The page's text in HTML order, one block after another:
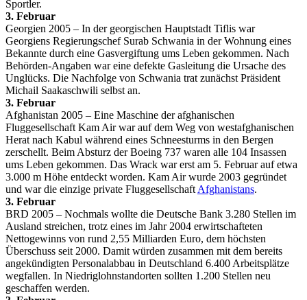
Sportler.
3. Februar
Georgien 2005 – In der georgischen Hauptstadt Tiflis war
Georgiens Regierungschef Surab Schwania in der Wohnung eines
Bekannte durch eine Gasvergiftung ums Leben gekommen. Nach
Behörden-Angaben war eine defekte Gasleitung die Ursache des
Unglücks. Die Nachfolge von Schwania trat zunächst Präsident
Michail Saakaschwili selbst an.
3. Februar
Afghanistan 2005 – Eine Maschine der afghanischen
Fluggesellschaft Kam Air war auf dem Weg von westafghanischen
Herat nach Kabul während eines Schneesturms in den Bergen
zerschellt. Beim Absturz der Boeing 737 waren alle 104 Insassen
ums Leben gekommen. Das Wrack war erst am 5. Februar auf etwa
3.000 m Höhe entdeckt worden. Kam Air wurde 2003 gegründet
und war die einzige private Fluggesellschaft Afghanistans.
3. Februar
BRD 2005 – Nochmals wollte die Deutsche Bank 3.280 Stellen im
Ausland streichen, trotz eines im Jahr 2004 erwirtschafteten
Nettogewinns von rund 2,55 Milliarden Euro, dem höchsten
Überschuss seit 2000. Damit würden zusammen mit dem bereits
angekündigten Personalabbau in Deutschland 6.400 Arbeitsplätze
wegfallen. In Niedriglohnstandorten sollten 1.200 Stellen neu
geschaffen werden.